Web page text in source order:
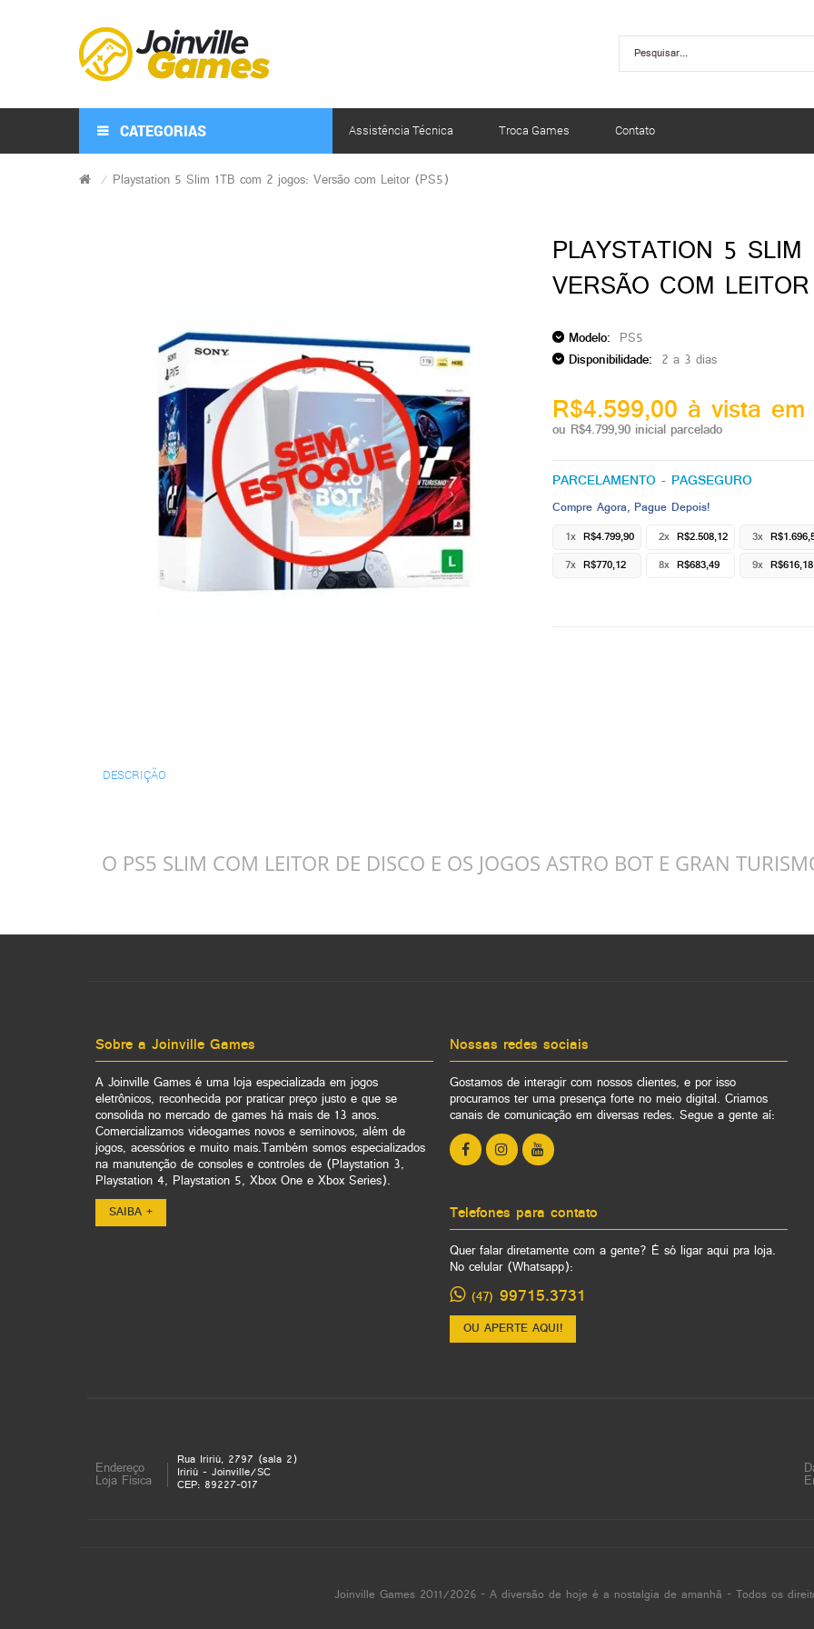
CATEGORIAS Assistência Técnica Troca Games Contato
Playstation 5 Slim 1TB com 2 jogos: Versão com Leitor (PS5)
PLAYSTATION 5
VERSÃO COM
Modelo: PS5
Disponibilidade: 2 a 3 dias
R$4.599,00 à vista
ou R$4.799,90 inicial parcelado
PARCELAMENTO - PAGSEGURO
Compre Agora, Pague Depois!
1x R$4.799,90 2x R$2.508,12 3x
7x R$770,12 8x R$683,49 9x R$616,18
DESCRIÇÃO
O PS5 SLIM COM LEITOR DE DISCO E OS JOGOS ASTRO BOT E GRAN
Sobre a Joinville Games
A Joinville Games é uma loja especializada em jogos
eletrônicos, reconhecida por praticar preço justo e que se
consolida no mercado de games há mais de 13 anos.
Comercializamos videogames novos e seminovos, além de
jogos, acessórios e muito mais.Também somos especializados
na manutenção de consoles e controles de (Playstation 3,
Playstation 4, Playstation 5, Xbox One e Xbox Series).
SAIBA +
Nossas redes sociais
Gostamos de interagir com nossos clientes, e por isso
procuramos ter uma presença forte no meio digital. Criamos
canais de comunicação em diversas redes. Segue a gente aí:
Telefones para contato
Quer falar diretamente com a gente? É só ligar aqui pra loja.
No celular (Whatsapp):
(47) 99715.3731
OU APERTE AQUI!
Endereço
Loja Física
Rua Iririú, 2797 (sala 2)
Iririú - Joinville/SC
CEP: 89227-017
Joinville Games 2011/2026 - A diversão de hoje é a nostalgia de amanhã - Todos os